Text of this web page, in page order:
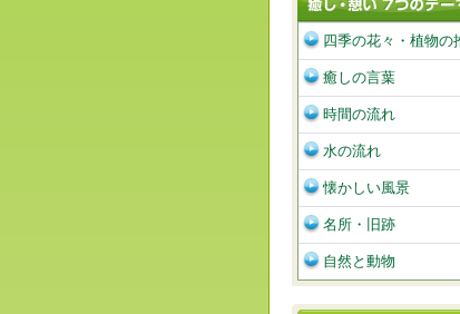
四季の花々・植物の
癒しの言葉
時間の流れ
水の流れ
懐かしい風景
名所・旧跡
自然と動物